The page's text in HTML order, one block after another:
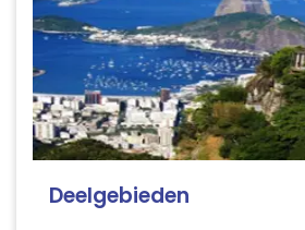
Deelgebieden